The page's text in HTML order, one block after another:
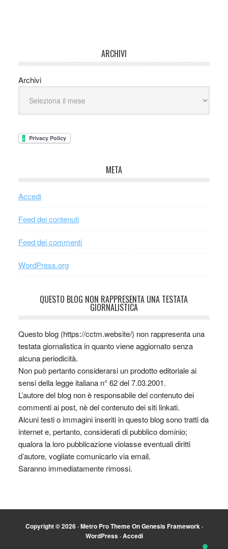
ARCHIVI
Archivi
META
Accedi
Feed dei contenuti
Feed dei commenti
WordPress.org
QUESTO BLOG NON RAPPRESENTA UNA TESTATA
GIORNALISTICA
Questo blog (https://cctm.website/) non rappresenta una
testata giornalistica in quanto viene aggiornato senza
alcuna periodicità.
Non può pertanto considerarsi un prodotto editoriale ai
sensi della legge italiana n° 62 del 7.03.2001.
L’autore del blog non è responsabile del contenuto dei
commenti ai post, nè del contenuto dei siti linkati.
Alcuni testi o immagini inseriti in questo blog sono tratti da
internet e, pertanto, considerati di pubblico dominio;
qualora la loro pubblicazione violasse eventuali diritti
d’autore, vogliate comunicarlo via email.
Saranno immediatamente rimossi.
Copyright © 2026 ·Metro Pro ThemeOnGenesis Framework·
WordPress·Accedi